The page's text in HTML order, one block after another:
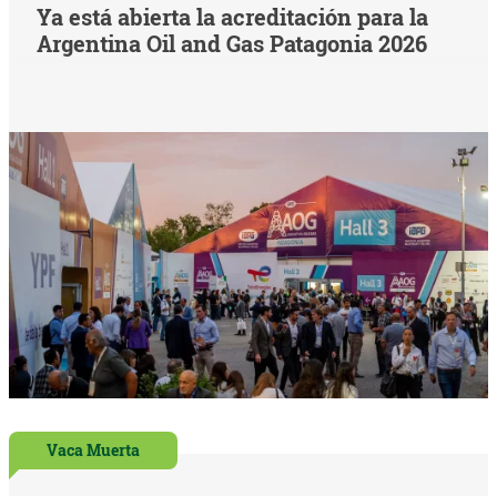
Ya está abierta la acreditación para la
Argentina Oil and Gas Patagonia 2026
Vaca Muerta